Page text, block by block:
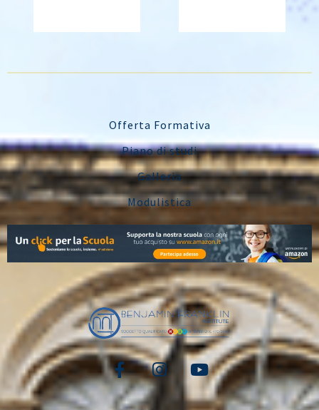
Offerta Formativa
Piano di studi
Galleria
Modulistica